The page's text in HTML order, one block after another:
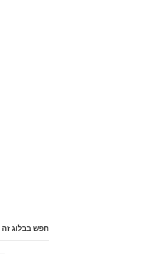
חפש בבלוג זה